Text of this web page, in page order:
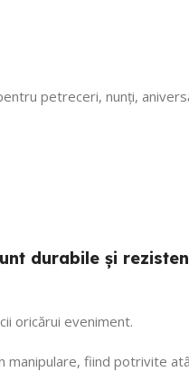
petreceri, nunți,
durabile și
oricărui eveniment.
manipulare, fiind potrivite